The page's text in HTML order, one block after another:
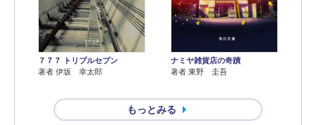
７７７ トリプルセブン
著者 伊坂 幸太郎
ナミヤ雑貨店の奇蹟
著者 東野 圭吾
もっとみる